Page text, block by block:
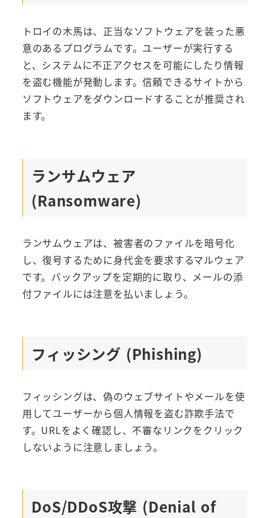
トロイの木馬は、正当なソフトウェアを装った悪
意のあるプログラムです。ユーザーが実行する
と、システムに不正アクセスを可能にしたり情報
を盗む機能が発動します。信頼できるサイトから
ソフトウェアをダウンロードすることが推奨され
ます。
ランサムウェア
(Ransomware)
ランサムウェアは、被害者のファイルを暗号化
し、復号するために身代金を要求するマルウェア
です。バックアップを定期的に取り、メールの添
付ファイルには注意を払いましょう。
フィッシング (Phishing)
フィッシングは、偽のウェブサイトやメールを使
用してユーザーから個人情報を盗む詐欺手法で
す。URLをよく確認し、不審なリンクをクリック
しないように注意しましょう。
DoS/DDoS攻撃 (Denial of